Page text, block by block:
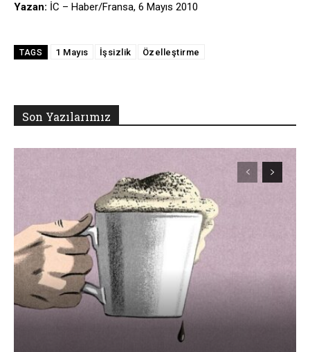
Yazan: İC – Haber/Fransa, 6 Mayıs 2010
TAGS 1 Mayıs İşsizlik Özelleştirme
Son Yazılarımız